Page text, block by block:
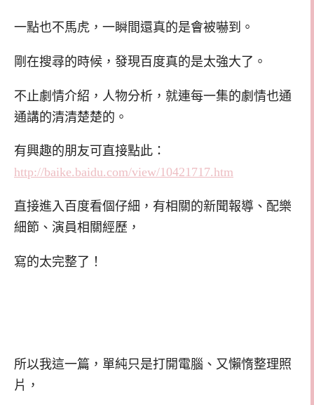
一點也不馬虎，一瞬間還真的是會被嚇到。
剛在搜尋的時候，發現百度真的是太強大了。
不止劇情介紹，人物分析，就連每一集的劇情也通
通講的清清楚楚的。
有興趣的朋友可直接點此：
http://baike.baidu.com/view/10421717.htm
直接進入百度看個仔細，有相關的新聞報導、配樂
細節、演員相關經歷，
寫的太完整了！
所以我這一篇，單純只是打開電腦、又懶惰整理照
片，